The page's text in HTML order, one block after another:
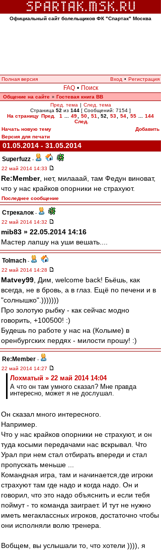
Официальный сайт болельщиков ФК "Спартак" Москва
Полная версия Вход • Регистрация
FAQ • Поиск
Общение на сайте » Гостевая книга ВВ
Пред. тема | След. тема
Страница 52 из 144 [ Сообщений: 7154 ]
На страницу Пред. 1 49 50 51 52 53 54 55
144
След.
Начать новую тему
Добавить
Версия для печати
01.05.2014 - 31.05.2014
Superfuzz -
22 май 2014 14:33
Re:Member, нет, милааай, там Федун виноват,
что у нас крайков опорники не страхуют.
Последнее сообщение
Стрекалок -
22 май 2014 14:32
mib83 » 22.05.2014 14:16
Мастер лапшу на уши вешать....
Tolmach -
22 май 2014 14:28
Matvey99 , Дим, welcome back! Бьёшь, как
всегда, не в бровь, а в глаз. Ещё по печени и в
"солнышко".)))))))
Про золотую рыбку - как сейчас модно
говорить, +100500! :)
Будешь по работе у нас на (Колыме) в
оренбургских пердях - милости прошу! :)
Re:Member -
22 май 2014 14:27
Лохматый » 22 май 2014 14:04
А что он там умного сказал? Мне правда
интересно, может я не дослушал.
Он сказал много интересного.
Например.
Что у нас крайков опорники не страхуют, и он
туда косыми передачами нас вскрывал. Что
Урал при нем стал отбирать впереди и стал
пропускать меньше ...
Командная игра, там и начинается,где игроки
страхуют там где надо и когда надо. Он и
говорил, что это надо объяснить и если тебя
поймут - то команда заиграет. И тут не нужно
иметь мегаклассных игроков, достаточно чтобы
они исполняли волю тренера.
Вобщем, вы услышали то, что хотели )))), я